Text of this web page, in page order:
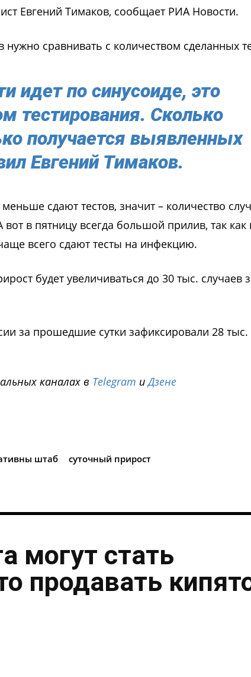
Евгений Тимаков, сообщает РИА Новости.
сравнивать с количеством сделанных
идет по синусоиде, это
тестирования. Сколько
получается выявленных
Евгений Тимаков.
сдают тестов, значит – количество
в пятницу всегда большой прилив, так как
всего сдают тесты на инфекцию.
будет увеличиваться до 30 тыс. случаев
за прошедшие сутки зафиксировали 28 тыс.
каналах в Telegram иДзене
штаб суточный прирост
могут стать
продавать